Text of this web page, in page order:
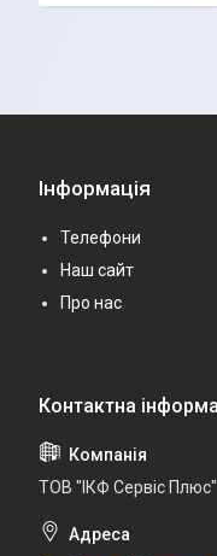
Інформація
Телефони
Наш сайт
Про нас
ТОВ "ІКФ Сервіс Плюс"